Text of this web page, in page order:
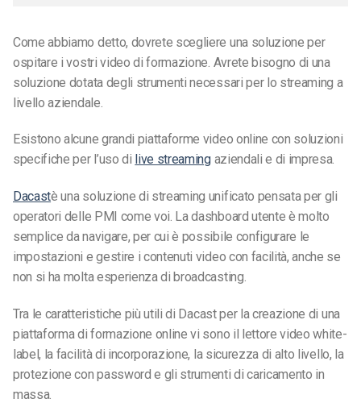
Come abbiamo detto, dovrete scegliere una soluzione per
ospitare i vostri video di formazione. Avrete bisogno di una
soluzione dotata degli strumenti necessari per lo streaming a
livello aziendale.
Esistono alcune grandi piattaforme video online con soluzioni
specifiche per l’uso di live streamingaziendali e di impresa.
Dacastè una soluzione di streaming unificato pensata per gli
operatori delle PMI come voi. La dashboard utente è molto
semplice da navigare, per cui è possibile configurare le
impostazioni e gestire i contenuti video con facilità, anche se
non si ha molta esperienza di broadcasting.
Tra le caratteristiche più utili di Dacast per la creazione di una
piattaforma di formazione online vi sono il lettore video white-
label, la facilità di incorporazione, la sicurezza di alto livello, la
protezione con password e gli strumenti di caricamento in
massa.